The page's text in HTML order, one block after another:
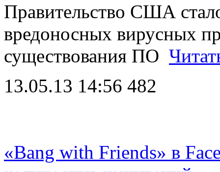
Правительство США
вредоносных вирусных
существования ПО
13.05.13 14:56 482
«Bang with Friends» в